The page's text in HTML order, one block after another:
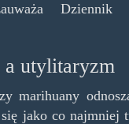
Dziennik
a utylitaryzm
marihuany
jako co najmniej